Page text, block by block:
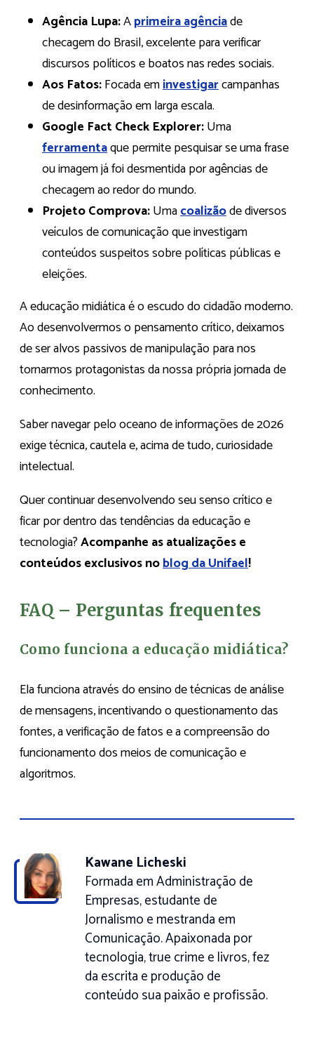
Agência Lupa:Aprimeira agênciade
checagem do Brasil, excelente para verificar
discursos políticos e boatos nas redes sociais.
Aos Fatos:Focada eminvestigarcampanhas
de desinformação em larga escala.
Google Fact Check Explorer:Uma
ferramentaque permite pesquisar se uma frase
ou imagem já foi desmentida por agências de
checagem ao redor do mundo.
Projeto Comprova:Umacoalizãode diversos
veículos de comunicação que investigam
conteúdos suspeitos sobre políticas públicas e
eleições.
A educação midiática é o escudo do cidadão moderno.
Ao desenvolvermos o pensamento crítico, deixamos
de ser alvos passivos de manipulação para nos
tornarmos protagonistas da nossa própria jornada de
conhecimento.
Saber navegar pelo oceano de informações de 2026
exige técnica, cautela e, acima de tudo, curiosidade
intelectual.
Quer continuar desenvolvendo seu senso crítico e
ficar por dentro das tendências da educação e
tecnologia?Acompanhe as atualizações e
conteúdos exclusivos noblog da Unifael!
FAQ – Perguntas frequentes
Como funciona a educação midiática?
Ela funciona através do ensino de técnicas de análise
de mensagens, incentivando o questionamento das
fontes, a verificação de fatos e a compreensão do
funcionamento dos meios de comunicação e
algoritmos.
Kawane Licheski
Formada em Administração de
Empresas, estudante de
Jornalismo e mestranda em
Comunicação. Apaixonada por
tecnologia, true crime e livros, fez
da escrita e produção de
conteúdo sua paixão e profissão.